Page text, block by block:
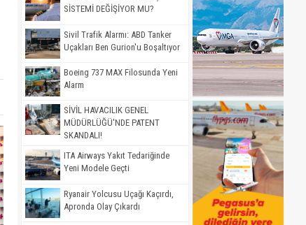
SİSTEMİ DEĞİŞİYOR MU?
Sivil Trafik Alarmı: ABD Tanker
Uçakları Ben Gurion'u Boşaltıyor
Boeing 737 MAX Filosunda Yeni
Alarm
SİVİL HAVACILIK GENEL
MÜDÜRLÜĞÜ'NDE PATENT
SKANDALI!
ITA Airways Yakıt Tedariğinde
Yeni Modele Geçti
Ryanair Yolcusu Uçağı Kaçırdı,
Apronda Olay Çıkardı